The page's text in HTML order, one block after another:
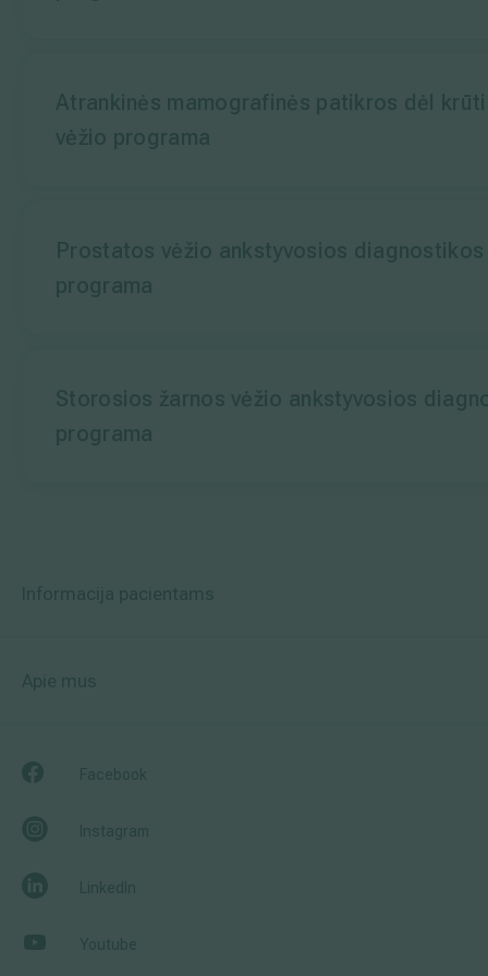
Atrankinės mamografinės patikros dėl
vėžio programa
Prostatos vėžio ankstyvosios diagnostikos
programa
Storosios žarnos vėžio ankstyvosios
programa
Informacija pacientams
Apie mus
Facebook
Instagram
LinkedIn
Youtube
Sveikatos patarimai